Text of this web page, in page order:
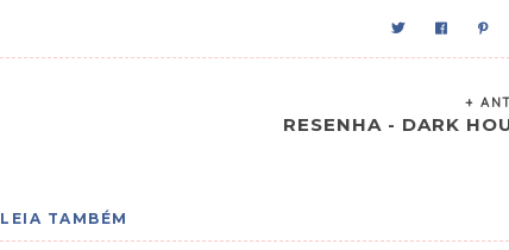
+
RESENHA - DARK
LEIA TAMBÉM